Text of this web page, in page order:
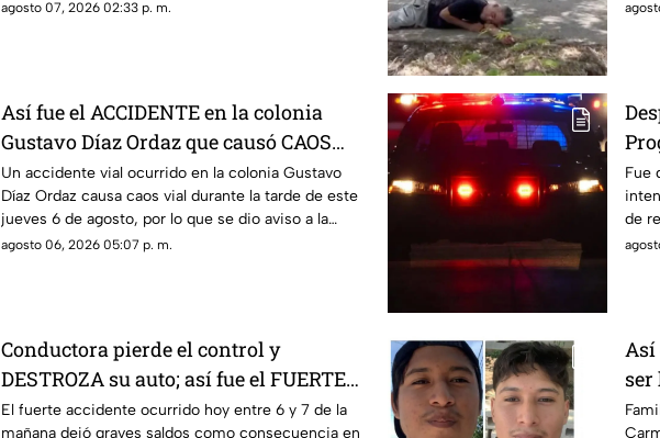
agosto 07, 2026 02:33 p. m.
Así fue el ACCIDENTE en la colonia
Gustavo Díaz Ordaz que causó CAOS
VIAL este jueves
Un accidente vial ocurrido en la colonia Gustavo
Díaz Ordaz causa caos vial durante la tarde de este
jueves 6 de agosto, por lo que se dio aviso a la
policía.
agosto 06, 2026 05:07 p. m.
Fue
de
Conductora pierde el control y
DESTROZA su auto; así fue el FUERTE
ACCIDENTE HOY en Temozón Norte,
El fuerte accidente ocurrido hoy entre 6 y 7 de la
mañana dejó graves saldos como consecuencia en
Así